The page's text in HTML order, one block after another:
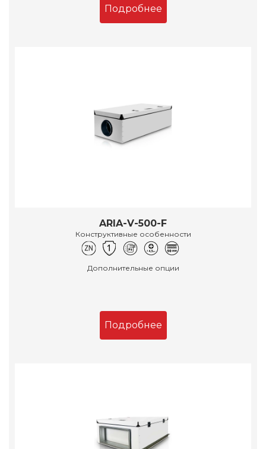
Подробнее
ARIA-V-500-F
Конструктивные особенности
Дополнительные опции
Подробнее